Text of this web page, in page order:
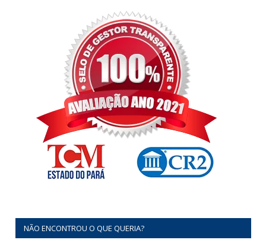
NÃO ENCONTROU O QUE QUERIA?